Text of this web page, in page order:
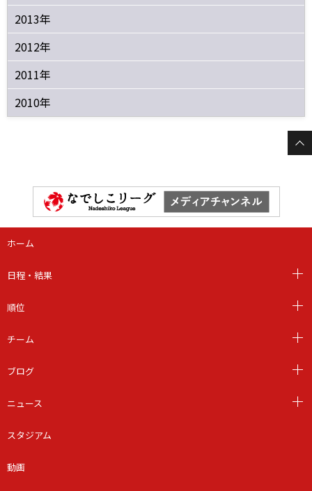
2013年
2012年
2011年
2010年
ホーム
日程・結果
順位
チーム
ブログ
ニュース
スタジアム
動画